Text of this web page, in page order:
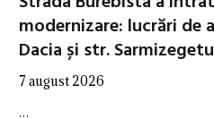
modernizare: lucrări de
Dacia și str.
7 august 2026
…